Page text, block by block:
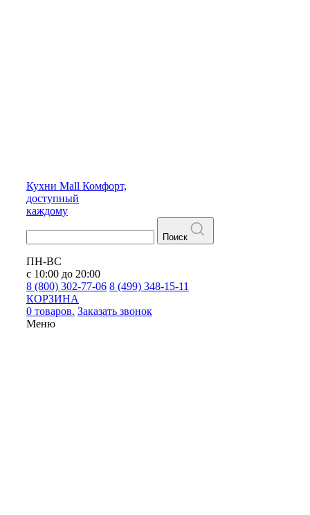
Кухни Mall Комфорт,
доступный
каждому
Поиск
ПН-ВС
с 10:00 до 20:00
8 (800) 302-77-06 8 (499) 348-15-11
КОРЗИНА
0 товаров. Заказать звонок
Меню